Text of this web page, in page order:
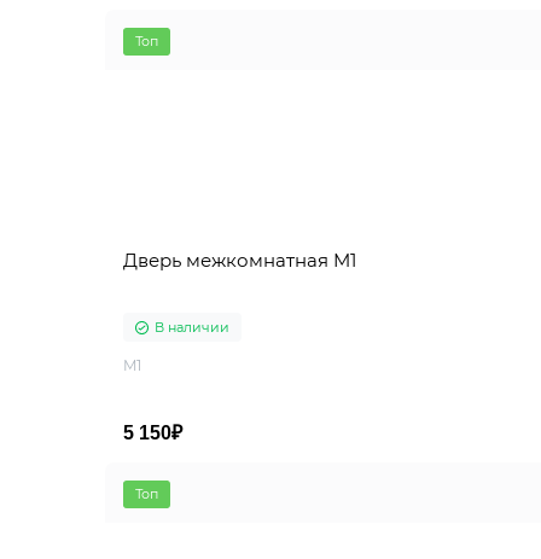
Топ
Дверь межкомнатная M1
В наличии
M1
5 150₽
Топ